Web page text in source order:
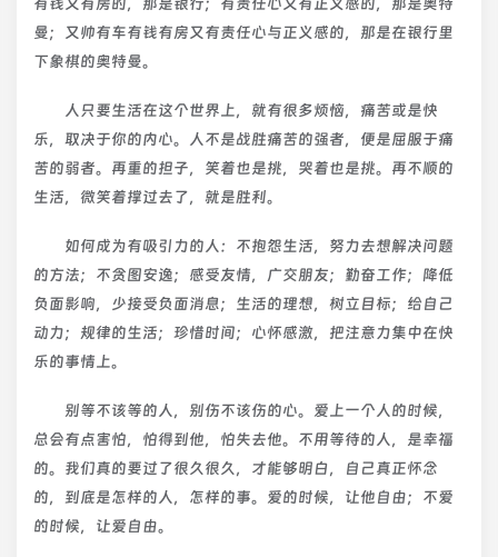
曼；又帅有车有钱有房又有责任心与正义感的，那是在银行里
下象棋的奥特曼。
人只要生活在这个世界上，就有很多烦恼，痛苦或是快
乐，取决于你的内心。人不是战胜痛苦的强者，便是屈服于痛
苦的弱者。再重的担子，笑着也是挑，哭着也是挑。再不顺的
生活，微笑着撑过去了，就是胜利。
如何成为有吸引力的人：不抱怨生活，努力去想解决问题
的方法；不贪图安逸；感受友情，广交朋友；勤奋工作；降低
负面影响，少接受负面消息；生活的理想，树立目标；给自己
动力；规律的生活；珍惜时间；心怀感激，把注意力集中在快
乐的事情上。
别等不该等的人，别伤不该伤的心。爱上一个人的时候，
总会有点害怕，怕得到他，怕失去他。不用等待的人，是幸福
的。我们真的要过了很久很久，才能够明白，自己真正怀念
的，到底是怎样的人，怎样的事。爱的时候，让他自由；不爱
的时候，让爱自由。